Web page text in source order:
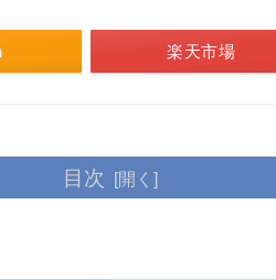
楽天市場
目次